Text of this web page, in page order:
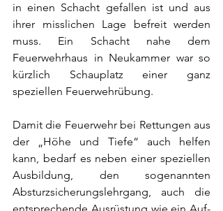
in einen Schacht gefallen ist und aus
ihrer misslichen Lage befreit werden
muss. Ein Schacht nahe dem
Feuerwehrhaus in Neukammer war so
kürzlich Schauplatz einer ganz
speziellen Feuerwehrübung.
Damit die Feuerwehr bei Rettungen aus
der „Höhe und Tiefe“ auch helfen
kann, bedarf es neben einer speziellen
Ausbildung, den sogenannten
Absturzsicherungslehrgang, auch die